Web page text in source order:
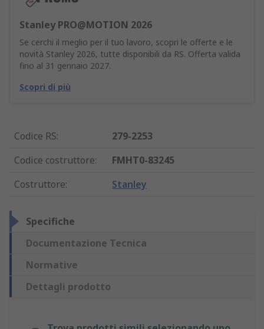
Stanley PRO@MOTION 2026
Se cerchi il meglio per il tuo lavoro, scopri le offerte e le
novità Stanley 2026, tutte disponibili da RS. Offerta valida
fino al 31 gennaio 2027.
Scopri di più
Codice RS:
279-2253
Codice costruttore:
FMHT0-83245
Costruttore: Stanley
Specifiche
Documentazione Tecnica
Normative
Dettagli prodotto